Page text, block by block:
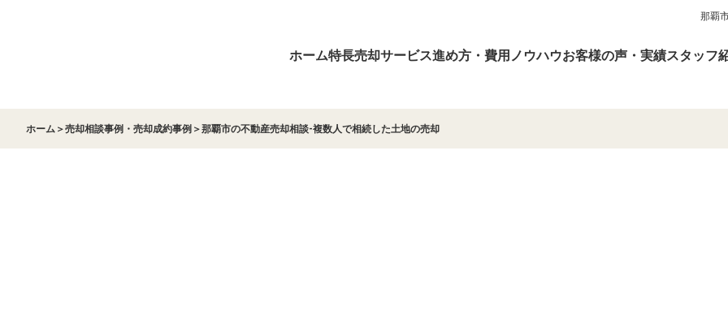
那覇
ホーム特長売却サービス進め方・費用 ノウハウお客様の声・実績スタッフ
ホーム ＞売却相談事例・売却成約事例 ＞那覇市の不動産売却相談-複数人で相続した土地の売却